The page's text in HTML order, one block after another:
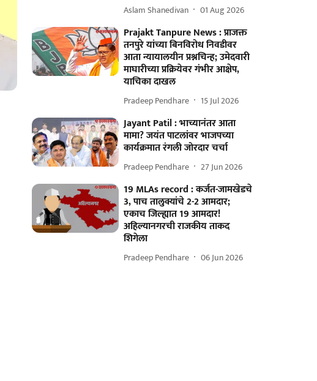
Aslam Shanedivan 01 Aug 2026
Prajakt Tanpure News : प्राजक्त
तनपुरे यांच्या बिनविरोध निवडीवर
आता न्यायालयीन प्रश्नचिन्ह; उमेदवारी
माघारीच्या प्रक्रियेवर गंभीर आक्षेप,
याचिका दाखल
Pradeep Pendhare 15 Jul 2026
Jayant Patil : भाच्यानंतर आता
मामा? जयंत पाटलांवर भाजपच्या
कार्यक्रमात रंगली जोरदार चर्चा
Pradeep Pendhare 27 Jun 2026
19 MLAs record : कर्जत-जामखेडचे
3, पाच तालुक्यांचे 2-2 आमदार;
एकाच जिल्ह्यात 19 आमदार!
अहिल्यानगरची राजकीय ताकद
शिगेला
Pradeep Pendhare 06 Jun 2026